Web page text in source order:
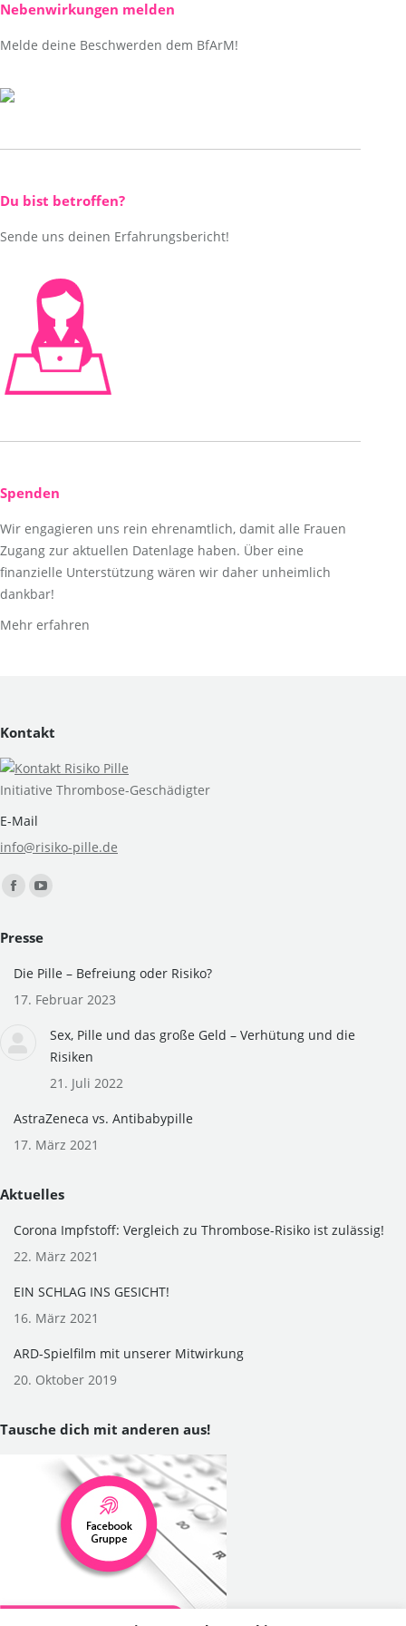
Nebenwirkungen melden
Melde deine Beschwerden dem BfArM!
Du bist betroffen?
Sende uns deinen Erfahrungsbericht!
Spenden
Wir engagieren uns rein ehrenamtlich, damit alle Frauen
Zugang zur aktuellen Datenlage haben. Über eine
finanzielle Unterstützung wären wir daher unheimlich
dankbar!
Mehr erfahren
Kontakt
Initiative Thrombose-Geschädigter
E-Mail
info@risiko-pille.de
Finden Sie uns auf:
Facebook
opens
in
YouTube
opens
in
Presse
Die Pille – Befreiung oder Risiko?
17. Februar 2023
Sex, Pille und das große Geld – Verhütung und die
Risiken
21. Juli 2022
AstraZeneca vs. Antibabypille
17. März 2021
Aktuelles
Corona Impfstoff: Vergleich zu Thrombose-Risiko ist zulässig!
22. März 2021
EIN SCHLAG INS GESICHT!
16. März 2021
ARD-Spielfilm mit unserer Mitwirkung
20. Oktober 2019
Tausche dich mit anderen aus!